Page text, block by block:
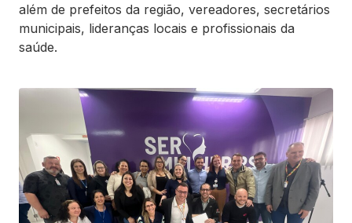
além de prefeitos da região, vereadores, secretários
municipais, lideranças locais e profissionais da
saúde.